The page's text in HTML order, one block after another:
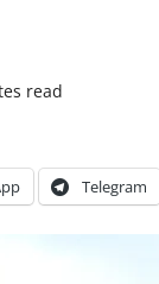
read
Telegram